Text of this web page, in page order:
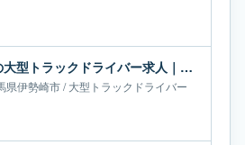
日本運輸株式会社の大型トラックドライバー求人｜群馬県伊勢崎市｜月給67万-68万円
県伊勢崎市/大型トラックドライバー